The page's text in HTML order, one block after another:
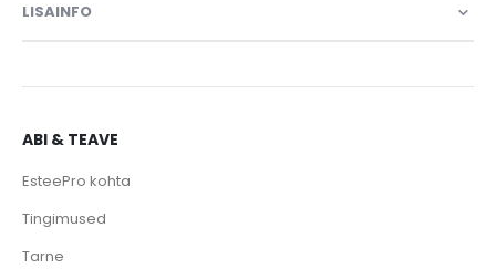
LISAINFO
ABI & TEAVE
EsteePro kohta
Tingimused
Tarne